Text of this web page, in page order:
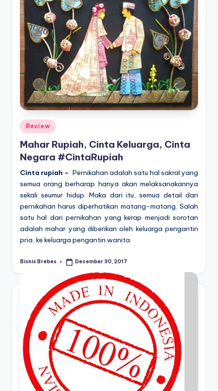
Posted
in
Review
Mahar Rupiah, Cinta Keluarga, Cinta
Negara #CintaRupiah
Cinta rupiah – Pernikahan adalah satu hal sakral yang
semua orang berharap hanya akan melaksanakannya
sekali seumur hidup. Maka dari itu, semua detail dari
pernikahan harus diperhatikan matang-matang. Salah
satu hal dari pernikahan yang kerap menjadi sorotan
adalah mahar yang diberikan oleh keluarga pengantin
pria, ke keluarga pengantin wanita.
Posted
Bisnis Brebes December 30, 2017